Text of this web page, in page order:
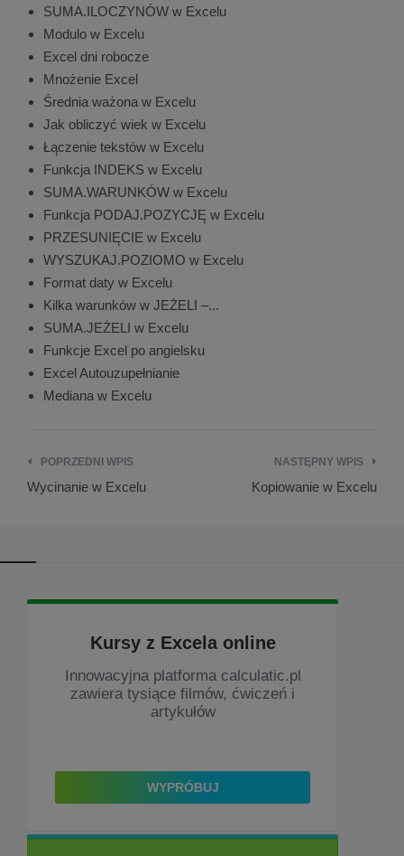
SUMA.ILOCZYNÓW w Excelu
Modulo w Excelu
Excel dni robocze
Mnożenie Excel
Średnia ważona w Excelu
Jak obliczyć wiek w Excelu
Łączenie tekstów w Excelu
Funkcja INDEKS w Excelu
SUMA.WARUNKÓW w Excelu
Funkcja PODAJ.POZYCJĘ w Excelu
PRZESUNIĘCIE w Excelu
WYSZUKAJ.POZIOMO w Excelu
Format daty w Excelu
Kilka warunków w JEŻELI –...
SUMA.JEŻELI w Excelu
Funkcje Excel po angielsku
Excel Autouzupełnianie
Mediana w Excelu
Nawigacja
POPRZEDNI WPIS
Wycinanie w Excelu
NASTĘPNY WPIS
Kopiowanie w Excelu
Kursy z Excela online
Innowacyjna platforma calculatic.pl
zawiera tysiące filmów, ćwiczeń i
artykułów
WYPRÓBUJ